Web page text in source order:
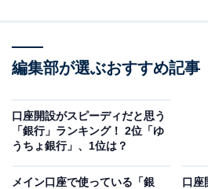
アンケートでは、「初めて口座開
丁寧に対応してくださったことが
操作を誤ってしまいネットバンキ
急いで解決しなくてはならなかっ
方が丁寧だった」（東京都／50代
接客も丁寧だから」（広島県／50
編集部が選ぶおすすめ記事
口座開設がスピーディだと思う
「銀行」ランキング！ 2位「ゆ
うちょ銀行」、1位は？
メイン口座で使っている「銀
口座